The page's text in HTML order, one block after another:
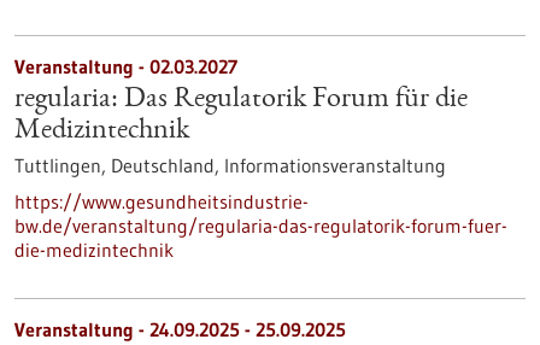
Veranstaltung - 02.03.2027
regularia: Das Regulatorik Forum für die
Medizintechnik
Tuttlingen, Deutschland, Informationsveranstaltung
https://www.gesundheitsindustrie-
bw.de/veranstaltung/regularia-das-regulatorik-forum-fuer-
die-medizintechnik
Veranstaltung - 24.09.2025 - 25.09.2025